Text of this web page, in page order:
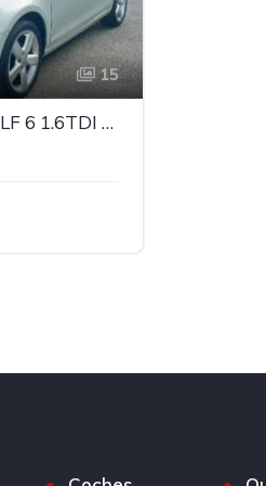
15
VOLKSWAGEN GOLF 6 1.6TDI STYLE AUTOMATICO